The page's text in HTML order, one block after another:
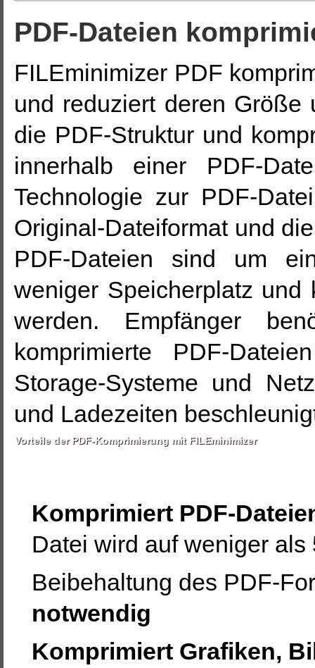
PDF-Dateien
FILEminimizer PDF
und reduziert deren Größe
die PDF-Struktur und
innerhalb einer PDF-
Technologie zur PDF-
Original-Dateiformat und
PDF-Dateien sind um
weniger Speicherplatz
werden. Empfänger
komprimierte PDF-
Storage-Systeme und
und Ladezeiten
Vorteile der PDF-Komprimierung mit FILEminimizer
Komprimiert PDF-
Datei wird auf weniger als
Beibehaltung des PDF-
notwendig
Komprimiert Grafiken,